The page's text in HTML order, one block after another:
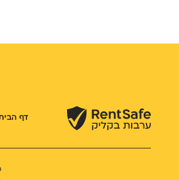
דף